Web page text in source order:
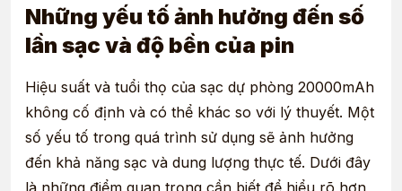
Những yếu tố ảnh hưởng đến số
lần sạc và độ bền của pin
Hiệu suất và tuổi thọ của sạc dự phòng 20000mAh
không cố định và có thể khác so với lý thuyết. Một
số yếu tố trong quá trình sử dụng sẽ ảnh hưởng
đến khả năng sạc và dung lượng thực tế. Dưới đây